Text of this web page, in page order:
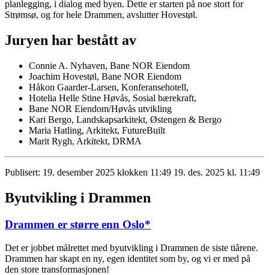
planlegging, i dialog med byen. Dette er starten på noe stort for
Strømsø, og for hele Drammen, avslutter Hovestøl.
Juryen har bestått av
Connie A. Nyhaven, Bane NOR Eiendom
Joachim Hovestøl, Bane NOR Eiendom
Håkon Gaarder-Larsen, Konferansehotell,
Hotelia Helle Stine Høvås, Sosial bærekraft,
Bane NOR Eiendom/Høvås utvikling
Kari Bergo, Landskapsarkitekt, Østengen & Bergo
Maria Hatling, Arkitekt, FutureBuilt
Marit Rygh, Arkitekt, DRMA
Publisert: 19. desember 2025 klokken 11:49 19. des. 2025 kl. 11:49
Byutvikling i Drammen
Drammen er større enn Oslo*
Det er jobbet målrettet med byutvikling i Drammen de siste tiårene.
Drammen har skapt en ny, egen identitet som by, og vi er med på
den store transformasjonen!